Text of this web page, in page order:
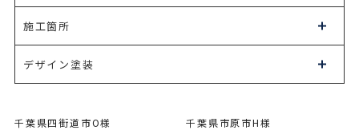
施工箇所
デザイン塗装
千葉県四街道市O様 千葉県市原市H様